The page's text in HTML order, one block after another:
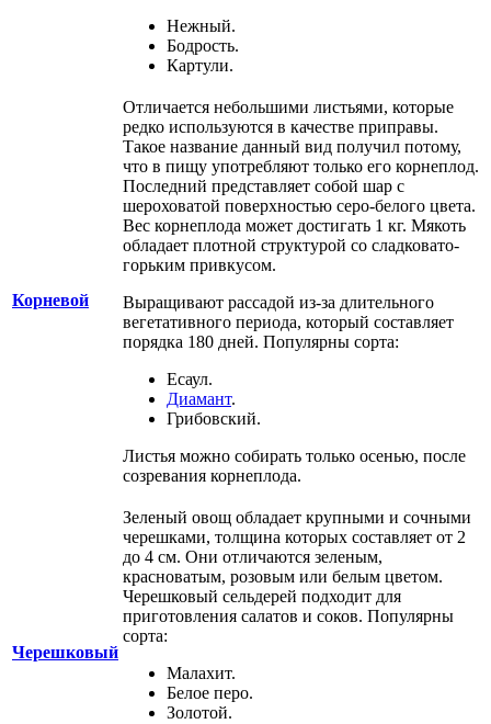
Нежный.
Бодрость.
Картули.
Корневой
Отличается небольшими листьями, которые
редко используются в качестве приправы.
Такое название данный вид получил потому,
что в пищу употребляют только его корнеплод.
Последний представляет собой шар с
шероховатой поверхностью серо-белого цвета.
Вес корнеплода может достигать 1 кг. Мякоть
обладает плотной структурой со сладковато-
горьким привкусом.
Выращивают рассадой из-за длительного
вегетативного периода, который составляет
порядка 180 дней. Популярны сорта:
Есаул.
Диамант.
Грибовский.
Листья можно собирать только осенью, после
созревания корнеплода.
Черешковый
Зеленый овощ обладает крупными и сочными
черешками, толщина которых составляет от 2
до 4 см. Они отличаются зеленым,
красноватым, розовым или белым цветом.
Черешковый сельдерей подходит для
приготовления салатов и соков. Популярны
сорта:
Малахит.
Белое перо.
Золотой.